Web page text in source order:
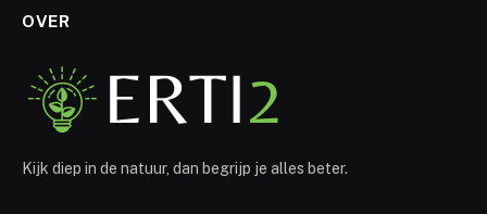
OVER
Kijk diep in de natuur, dan begrijp je alles beter.